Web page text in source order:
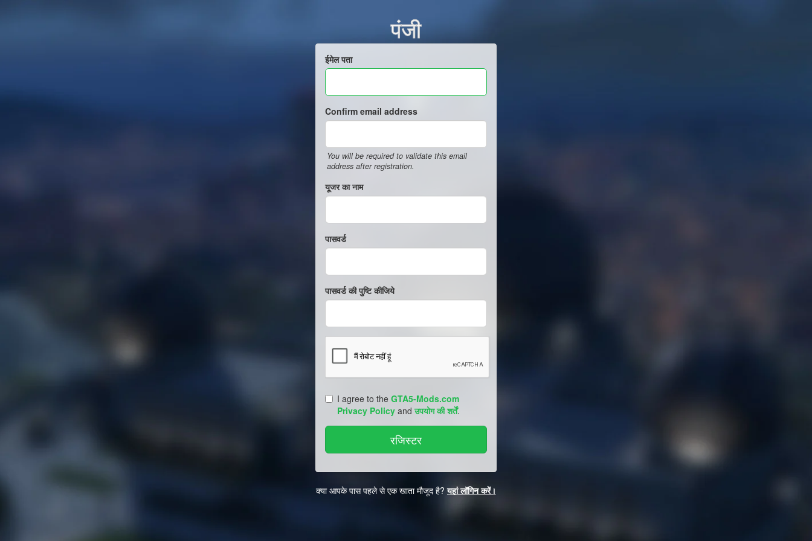
पंजी
ईमेल पता
Confirm email address
You will be required to validate this email
address after registration.
यूजर का नाम
पासवर्ड
पासवर्ड की पुष्टि कीजिये
I agree to the GTA5-Mods.com
Privacy Policy andउपयोग की शर्तें.
क्या आपके पास पहले से एक खाता मौजूद है?यहां लॉगिन करें।